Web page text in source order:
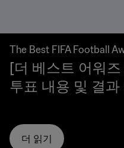
The Best FIFA Football
[더 베스트 어워
투표 내용 및 결과
더 읽기